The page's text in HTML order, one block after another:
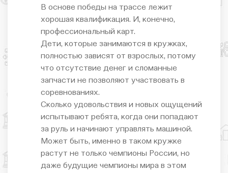
В основе победы на трассе лежит
хорошая квалификация. И, конечно,
профессиональный карт.
Дети, которые занимаются в кружках,
полностью зависят от взрослых, потому
что отсутствие денег и сломанные
запчасти не позволяют участвовать в
соревнованиях.
Сколько удовольствия и новых ощущений
испытывают ребята, когда они попадают
за руль и начинают управлять машиной.
Может быть, именно в таком кружке
растут не только чемпионы России, но
даже будущие чемпионы мира в этом